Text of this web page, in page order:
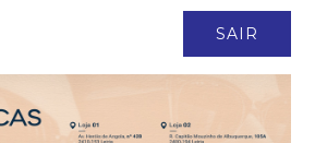
SAIR
filho está isento de custos com